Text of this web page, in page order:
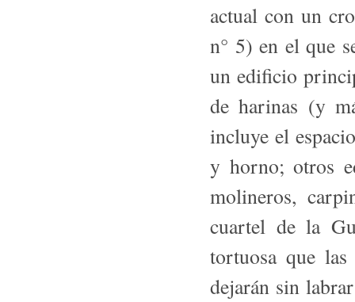
actual con un
n° 5) en el que
un edificio
de harinas (y
incluye el
y horno; otros
molineros,
cuartel de la
tortuosa que
dejarán sin